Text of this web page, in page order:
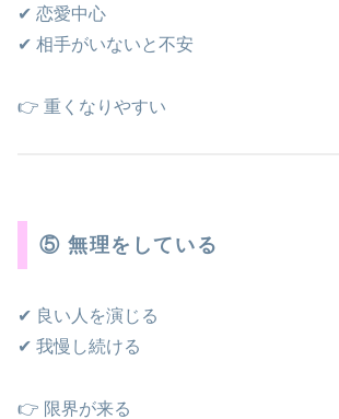
✔ 恋愛中心
✔ 相手がいないと不安
👉 重くなりやすい
⑤ 無理をしている
✔ 良い人を演じる
✔ 我慢し続ける
👉 限界が来る